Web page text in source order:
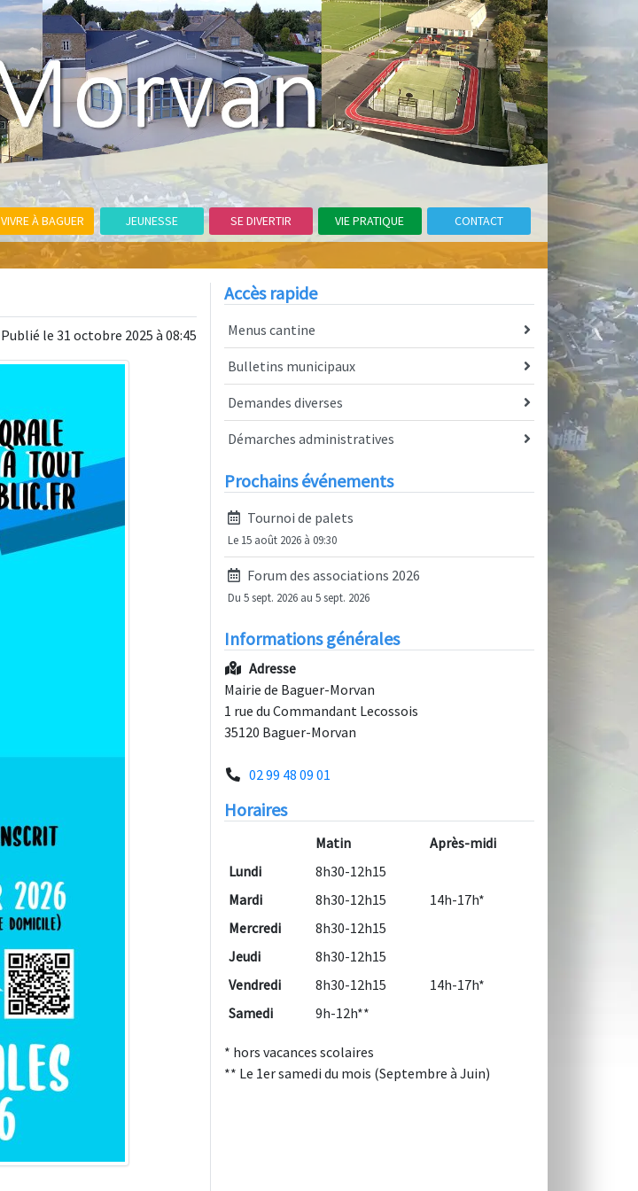
VIVRE À BAGUER JEUNESSE SE DIVERTIR VIE PRATIQUE CONTACT
Publié le 31 octobre 2025 à 08:45
Accès rapide
Menus cantine
Bulletins municipaux
Demandes diverses
Démarches administratives
Prochains événements
Tournoi de palets
Le 15 août 2026 à 09:30
Forum des associations 2026
Du 5 sept. 2026 au 5 sept. 2026
Informations générales
Adresse
Mairie de Baguer-Morvan
1 rue du Commandant Lecossois
35120 Baguer-Morvan
02 99 48 09 01
Horaires
Matin
Après-midi
Lundi
8h30-12h15
Mardi
8h30-12h15
14h-17h*
Mercredi
8h30-12h15
Jeudi
8h30-12h15
Vendredi
8h30-12h15
14h-17h*
Samedi
9h-12h**
* hors vacances scolaires
** Le 1er samedi du mois (Septembre à Juin)